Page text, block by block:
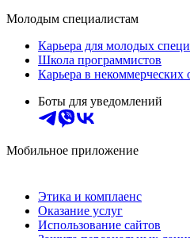
Молодым специалистам
Карьера для молодых
Школа программистов
Карьера в некоммерческих
Боты для уведомлений
Мобильное приложение
Этика и комплаенс
Оказание услуг
Использование сайтов